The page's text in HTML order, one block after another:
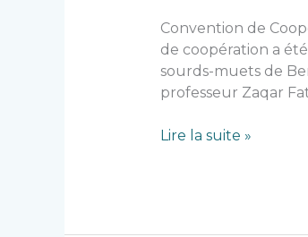
Convention de
de coopération a
sourds-muets de
professeur Zaqar
Lire la suite »